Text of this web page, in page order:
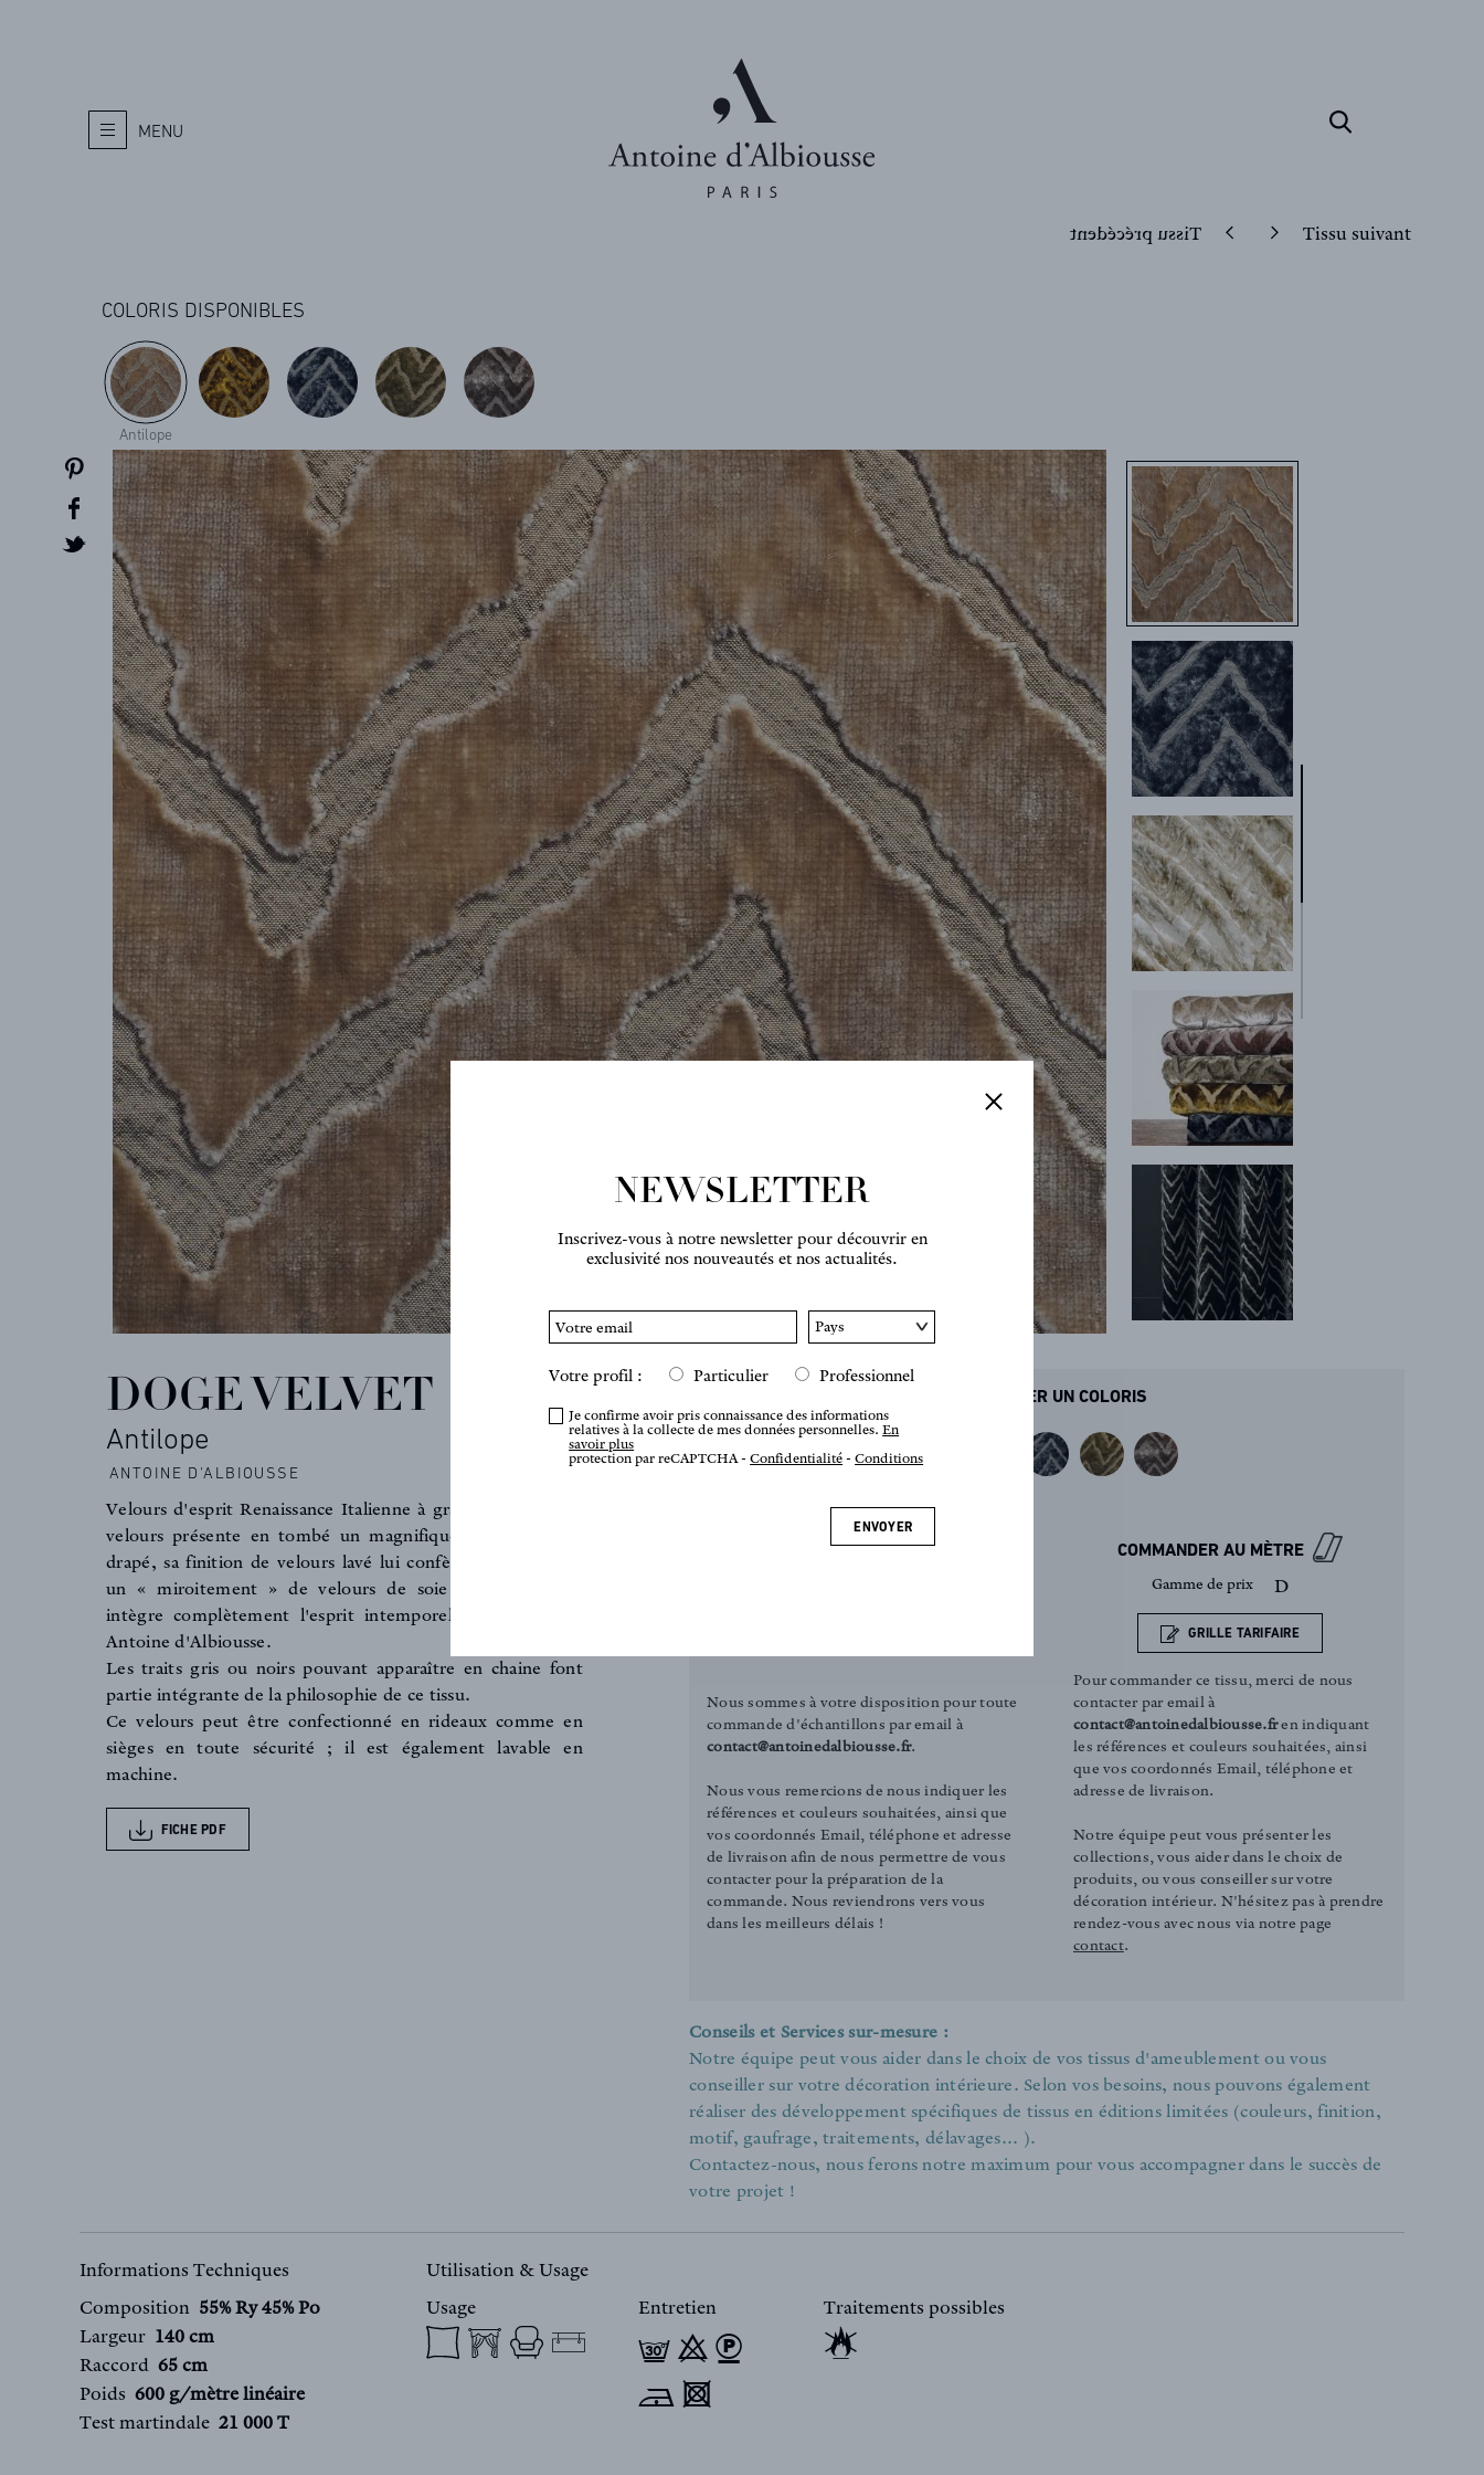
CRÉATEUR
COLLECTIONS
ARCHIVES
CONTACT
PROFESSIONNELS
FAQ
ACTUALITES
MENU
COLORIS DISPONIBLES
Antilope
Survolez pour zoomer
DOGE VELVET
Antilope
ANTOINE D'ALBIOUSSE
Velours d'esprit Renaissance Italienne à grand chevron. Ce
velours présente en tombé un magnifique et majestueux
drapé, sa finition de velours lavé lui confère une patine et
un « miroitement » de velours de soie à l'ancienne, il
intègre complètement l'esprit intemporel des collections
Antoine d'Albiousse.
Les traits gris ou noirs pouvant apparaître en chaine font
partie intégrante de la philosophie de ce tissu.
Ce velours peut être confectionné en rideaux comme en
sièges en toute sécurité ; il est également lavable en
machine.
FICHE PDF
COMMANDER UN COLORIS
COMMANDER UN ÉCHANTILLON
Nous sommes à votre disposition pour toute
commande d'échantillons par email à
contact@antoinedalbiousse.fr.
Nous vous remercions de nous indiquer les
références et couleurs souhaitées, ainsi que
vos coordonnés Email, téléphone et adresse
de livraison afin de nous permettre de vous
contacter pour la préparation de la
commande. Nous reviendrons vers vous
dans les meilleurs délais !
COMMANDER AU MÈTRE
Gamme de prix D
GRILLE TARIFAIRE
Pour commander ce tissu, merci de nous
contacter par email à
contact@antoinedalbiousse.fren indiquant
les références et couleurs souhaitées, ainsi
que vos coordonnés Email, téléphone et
adresse de livraison.
Notre équipe peut vous présenter les
collections, vous aider dans le choix de
produits, ou vous conseiller sur votre
décoration intérieur. N'hésitez pas à prendre
rendez-vous avec nous via notre page
contact.
Conseils et Services sur-mesure :
Notre équipe peut vous aider dans le choix de vos tissus d'ameublement ou vous
conseiller sur votre décoration intérieure. Selon vos besoins, nous pouvons également
réaliser des développement spécifiques de tissus en éditions limitées (couleurs, finition,
motif, gaufrage, traitements, délavages... ).
Contactez-nous, nous ferons notre maximum pour vous accompagner dans le succès de
votre projet !
Informations Techniques
Composition 55% Ry 45% Po
Largeur 140 cm
Raccord 65 cm
Poids 600 g/mètre linéaire
Test martindale 21 000 T
Utilisation & Usage
Usage
Entretien
f 9 -
* 4
Traitements possibles
NEWSLETTER
Inscrivez-vous à notre newsletter pour découvrir en
exclusivité nos nouveautés et nos actualités.
Votre profil : Particulier Professionnel
Je confirme avoir pris connaissance des informations
relatives à la collecte de mes données personnelles.En
savoir plus
protection par reCAPTCHA -Confidentialité -Conditions
ENVOYER
Tissu précédent Tissu suivant